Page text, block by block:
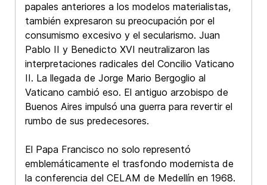
papales anteriores a los modelos materialistas,
también expresaron su preocupación por el
consumismo excesivo y el secularismo. Juan
Pablo II y Benedicto XVI neutralizaron las
interpretaciones radicales del Concilio Vaticano
II. La llegada de Jorge Mario Bergoglio al
Vaticano cambió eso. El antiguo arzobispo de
Buenos Aires impulsó una guerra para revertir el
rumbo de sus predecesores.
El Papa Francisco no solo representó
emblemáticamente el trasfondo modernista de
la conferencia del CELAM de Medellín en 1968.